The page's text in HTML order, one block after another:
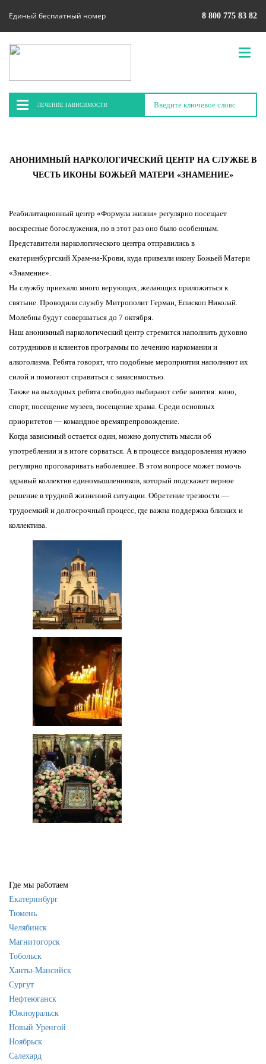
Единый бесплатный номер 8 800 775 83 82
ЛЕЧЕНИЕ ЗАВИСИМОСТИ
АНОНИМНЫЙ НАРКОЛОГИЧЕСКИЙ ЦЕНТР НА СЛУЖБЕ В
ЧЕСТЬ ИКОНЫ БОЖЬЕЙ МАТЕРИ «ЗНАМЕНИЕ»
Реабилитационный центр «Формула жизни» регулярно посещает
воскресные богослужения, но в этот раз оно было особенным.
Представители наркологического центра отправились в
екатеринбургский Храм-на-Крови, куда привезли икону Божьей Матери
«Знамение».
На службу приехало много верующих, желающих приложиться к
святыне. Проводили службу Митрополит Герман, Епископ Николай.
Молебны будут совершаться до 7 октября.
Наш анонимный наркологический центр стремится наполнить духовно
сотрудников и клиентов программы по лечению наркомании и
алкоголизма. Ребята говорят, что подобные мероприятия наполняют их
силой и помогают справиться с зависимостью.
Также на выходных ребята свободно выбирают себе занятия: кино,
спорт, посещение музеев, посещение храма. Среди основных
приоритетов — командное времяпрепровождение.
Когда зависимый остается один, можно допустить мысли об
употреблении и в итоге сорваться. А в процессе выздоровления нужно
регулярно проговаривать наболевшее. В этом вопросе может помочь
здравый коллектив единомышленников, который подскажет верное
решение в трудной жизненной ситуации. Обретение трезвости —
трудоемкий и долгосрочный процесс, где важна поддержка близких и
коллектива.
Где мы работаем
Екатеринбург
Тюмень
Челябинск
Магнитогорск
Тобольск
Ханты-Мансийск
Сургут
Нефтеюганск
Южноуральск
Новый Уренгой
Ноябрьск
Салехард